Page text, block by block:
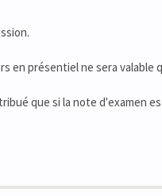
en présentiel ne sera valable
que si la note d'examen